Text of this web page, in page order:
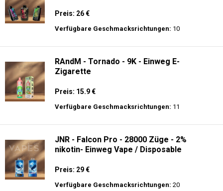
Preis: 26 €
Verfügbare Geschmacksrichtungen: 10
RAndM - Tornado - 9K - Einweg E-
Zigarette
Preis: 15.9 €
Verfügbare Geschmacksrichtungen: 11
JNR - Falcon Pro - 28000 Züge - 2%
nikotin- Einweg Vape / Disposable
Preis: 29 €
Verfügbare Geschmacksrichtungen: 20